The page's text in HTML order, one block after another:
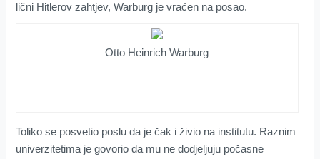
lični Hitlerov zahtjev, Warburg je vraćen na posao.
Otto Heinrich Warburg
Toliko se posvetio poslu da je čak i živio na institutu. Raznim
univerzitetima je govorio da mu ne dodjeljuju počasne